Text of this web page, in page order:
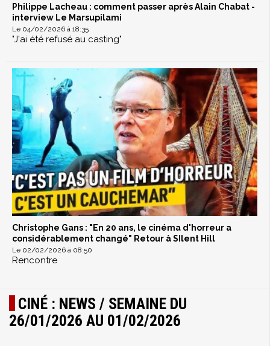
Philippe Lacheau : comment passer après Alain Chabat -
interview Le Marsupilami
Le 04/02/2026 à 18:35
"J'ai été refusé au casting"
Christophe Gans : "En 20 ans, le cinéma d'horreur a
considérablement changé" Retour à SIlent Hill
Le 02/02/2026 à 08:50
Rencontre
CINÉ : NEWS / SEMAINE DU
26/01/2026 AU 01/02/2026